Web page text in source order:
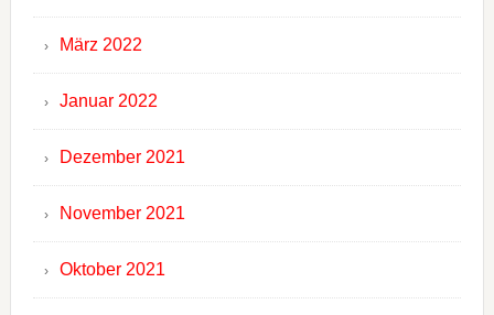
März 2022
Januar 2022
Dezember 2021
November 2021
Oktober 2021